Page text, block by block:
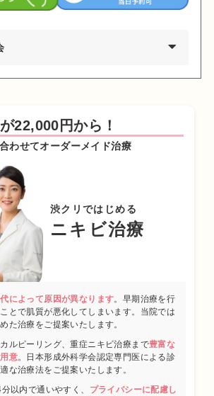
京医科歯科大学医学部医学科卒業
京医科歯科大学医学部付属病院 研修医
産厚生会玉川病院 研修医
京医科歯科大学皮膚科 勤務
東保健所保健予防課・保健サービス課 兼務
内大手美容外科・皮膚科に勤務
谷美容外科クリニック渋谷院 副院長就任
谷美容外科クリニック新宿院 院長就任
会会員
22,000円から！
わせてオーダーメイド治療
渋クリではじめる
ニキビ治療
によって原因が異なります。早期治療を行
とで肌質が悪化してしまいます。当院では
た治療をご提案いたします。
ルピーリング、重症ニキビ治療まで豊富な
意。日本形成外科学会認定専門医による診
な治療法をご提案いたします。
以内で通いやすく、
プライバシーに配慮し